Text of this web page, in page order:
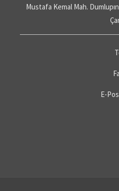
Mustafa Kemal Mah.
E-